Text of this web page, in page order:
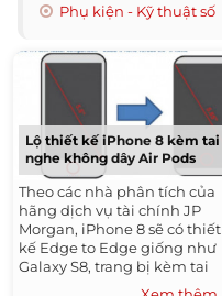
Phụ kiện - Kỹ thuật số
Lộ thiết kế iPhone 8 kèm tai
nghe không dây Air Pods
Theo các nhà phân tích của
hãng dịch vụ tài chính JP
Morgan, iPhone 8 sẽ có thiết
kế Edge to Edge giống như
Galaxy S8, trang bị kèm tai
nghe không dây Air Pods.